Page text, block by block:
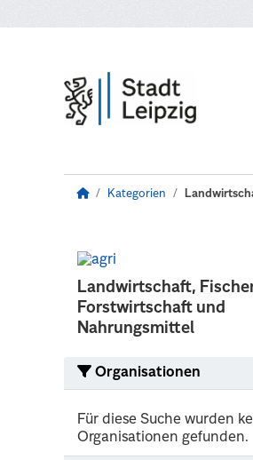
Kategorien
Landwirtschaft,
Forstwirtschaft und
Nahrungsmittel
Organisationen
Für diese Suche wurden
Organisationen gefunden.